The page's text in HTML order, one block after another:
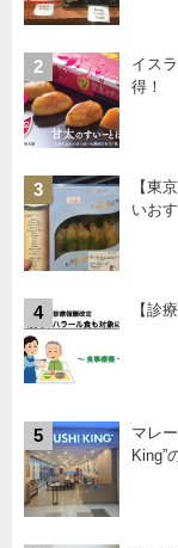
2
イス
得！
3
【東
いお
4 【診
5
マレ
King”